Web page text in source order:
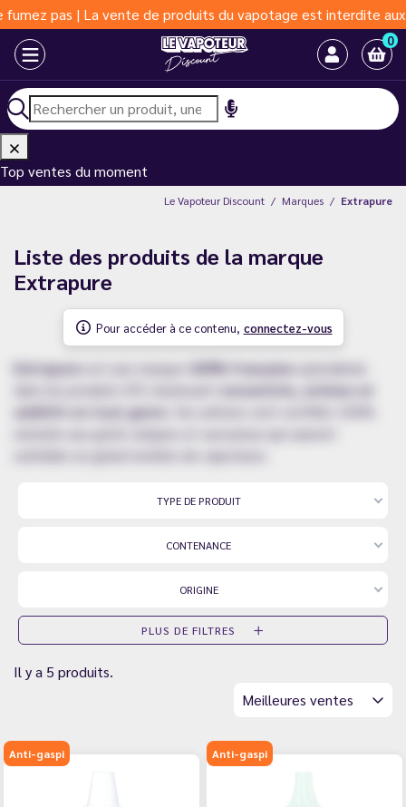
pas | La vente de produits du vapotage est interdite aux
0
Top ventes du moment
Le Vapoteur Discount Marques Extrapure
Liste des produits de la marque
Extrapure
Pour accéder à ce contenu, connectez-vous
Extrapure est une marque 100% française
additifs en tout genre
TYPE DE PRODUIT
CONTENANCE
ORIGINE
PLUS DE FILTRES
Il y a 5 produits.
Meilleures ventes
Anti-gaspi Anti-gaspi